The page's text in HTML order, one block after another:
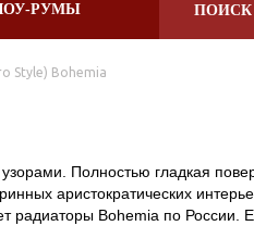
ПОИСК
РУМЫ
Style) Bohemia
Полностью гладкая
аристократических
радиаторы Bohemia по России.